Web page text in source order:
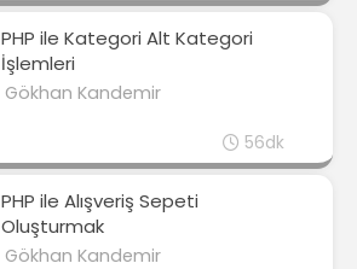
PHP ile Kategori Alt Kategori
İşlemleri
Gökhan Kandemir
56dk
PHP ile Alışveriş Sepeti
Oluşturmak
Gökhan Kandemir